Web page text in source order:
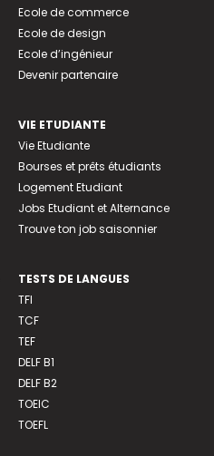
Ecole de commerce
Ecole de design
Ecole d’ingénieur
Devenir partenaire
VIE ETUDIANTE
Vie Etudiante
Bourses et prêts étudiants
Logement Etudiant
Jobs Etudiant et Alternance
Trouve ton job saisonnier
TESTS DE LANGUES
TFI
TCF
TEF
DELF B1
DELF B2
TOEIC
TOEFL